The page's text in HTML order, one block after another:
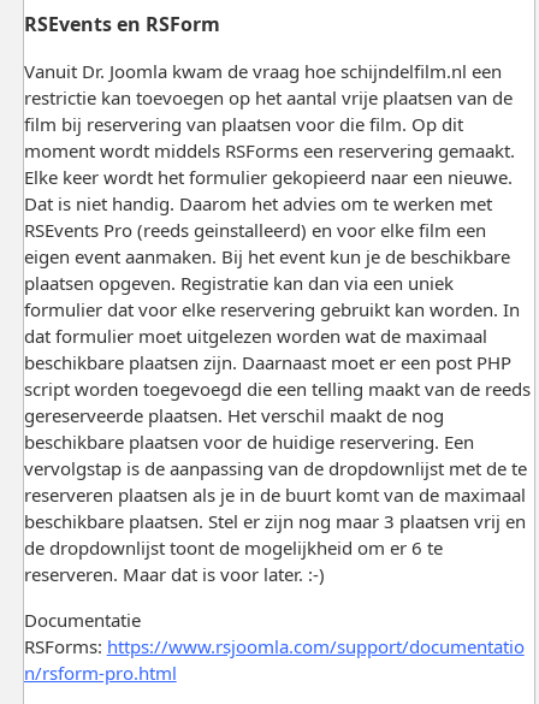
RSEvents en RSForm
Vanuit Dr. Joomla kwam de vraag hoe schijndelfilm.nl een
restrictie kan toevoegen op het aantal vrije plaatsen van de
film bij reservering van plaatsen voor die film. Op dit
moment wordt middels RSForms een reservering gemaakt.
Elke keer wordt het formulier gekopieerd naar een nieuwe.
Dat is niet handig. Daarom het advies om te werken met
RSEvents Pro (reeds geinstalleerd) en voor elke film een
eigen event aanmaken. Bij het event kun je de beschikbare
plaatsen opgeven. Registratie kan dan via een uniek
formulier dat voor elke reservering gebruikt kan worden. In
dat formulier moet uitgelezen worden wat de maximaal
beschikbare plaatsen zijn. Daarnaast moet er een post PHP
script worden toegevoegd die een telling maakt van de reeds
gereserveerde plaatsen. Het verschil maakt de nog
beschikbare plaatsen voor de huidige reservering. Een
vervolgstap is de aanpassing van de dropdownlijst met de te
reserveren plaatsen als je in de buurt komt van de maximaal
beschikbare plaatsen. Stel er zijn nog maar 3 plaatsen vrij en
de dropdownlijst toont de mogelijkheid om er 6 te
reserveren. Maar dat is voor later. :-)
Documentatie
RSForms: https://www.rsjoomla.com/support/documentatio
n/rsform-pro.html